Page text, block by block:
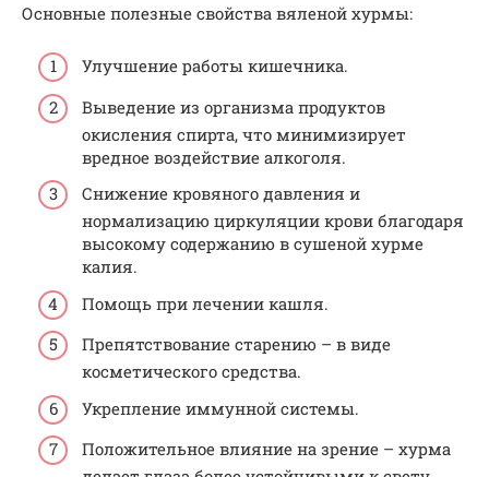
Основные полезные свойства вяленой хурмы:
Улучшение работы кишечника.
Выведение из организма продуктов
окисления спирта, что минимизирует
вредное воздействие алкоголя.
Снижение кровяного давления и
нормализацию циркуляции крови благодаря
высокому содержанию в сушеной хурме
калия.
Помощь при лечении кашля.
Препятствование старению – в виде
косметического средства.
Укрепление иммунной системы.
Положительное влияние на зрение – хурма